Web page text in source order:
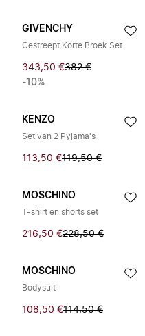
GIVENCHY
Gestreept Korte Broek Set
343,50 €382 €
-10%
KENZO
Set van 2 Pyjama's
113,50 €119,50 €
MOSCHINO
T-shirt en shorts set
216,50 €228,50 €
MOSCHINO
Bodysuit
108,50 €114,50 €